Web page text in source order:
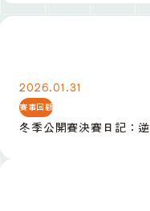
2026.01.31
賽事回顧
冬季公開賽決賽日記：